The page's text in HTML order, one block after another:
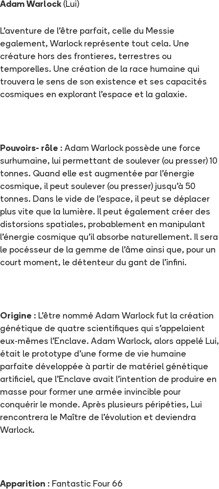
Adam Warlock (Lui)
L'aventure de l'être parfait, celle du Messie
egalement, Warlock représente tout cela. Une
créature hors des frontieres, terrestres ou
temporelles. Une création de la race humaine qui
trouvera le sens de son existence et ses capacités
cosmiques en explorant l'espace et la galaxie.
Pouvoirs- rôle : Adam Warlock possède une force
surhumaine, lui permettant de soulever (ou presser) 10
tonnes. Quand elle est augmentée par l'énergie
cosmique, il peut soulever (ou presser) jusqu'à 50
tonnes. Dans le vide de l'espace, il peut se déplacer
plus vite que la lumière. Il peut également créer des
distorsions spatiales, probablement en manipulant
l'énergie cosmique qu'il absorbe naturellement. Il sera
le pocésseur de la gemme de l'âme ainsi que, pour un
court moment, le détenteur du gant de l'infini.
Origine : L’être nommé Adam Warlock fut la création
génétique de quatre scientifiques qui s’appelaient
eux-mêmes l’Enclave. Adam Warlock, alors appelé Lui,
était le prototype d’une forme de vie humaine
parfaite développée à partir de matériel génétique
artificiel, que l’Enclave avait l’intention de produire en
masse pour former une armée invincible pour
conquérir le monde. Après plusieurs péripéties, Lui
rencontrera le Maître de l'évolution et deviendra
Warlock.
Apparition : Fantastic Four 66